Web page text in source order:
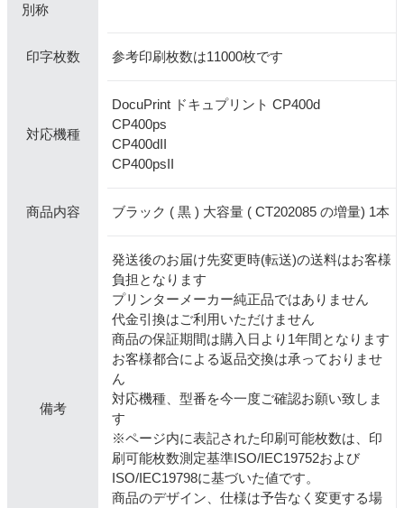
別称
印字枚数 参考印刷枚数は11000枚です
対応機種
DocuPrint ドキュプリント CP400d
CP400ps
CP400dII
CP400psII
商品内容 ブラック ( 黒 ) 大容量 ( CT202085 の増量) 1本
備考
発送後のお届け先変更時(転送)の送料はお客様
負担となります
プリンターメーカー純正品ではありません
代金引換はご利用いただけません
商品の保証期間は購入日より1年間となります
お客様都合による返品交換は承っておりませ
ん
対応機種、型番を今一度ご確認お願い致しま
す
※ページ内に表記された印刷可能枚数は、印
刷可能枚数測定基準ISO/IEC19752および
ISO/IEC19798に基づいた値です。
商品のデザイン、仕様は予告なく変更する場